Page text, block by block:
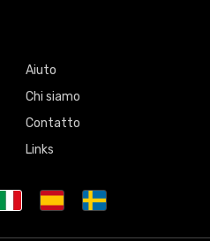
Aiuto
Chi siamo
Contatto
Links